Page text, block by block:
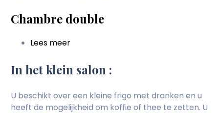
Chambre double
Lees meer
double
In het klein salon :
U beschikt over een kleine frigo met dranken en u
heeft de mogelijkheid om koffie of thee te zetten. U